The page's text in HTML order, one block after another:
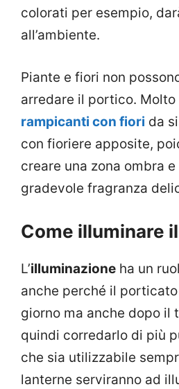
colorati per esempio,
all’ambiente.
Piante e fiori non
arredare il portico.
rampicanti con fiori da
con fioriere apposite,
creare una zona ombra
gradevole fragranza
Come illuminare
L’illuminazione ha un
anche perché il
giorno ma anche dopo il
quindi corredarlo di più
che sia utilizzabile
lanterne serviranno ad